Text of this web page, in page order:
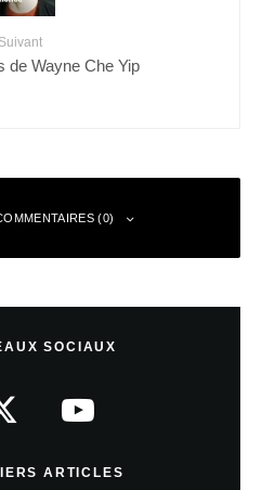
Suivant
de Wayne Che Yip
(0)
SOCIAUX
ARTICLES